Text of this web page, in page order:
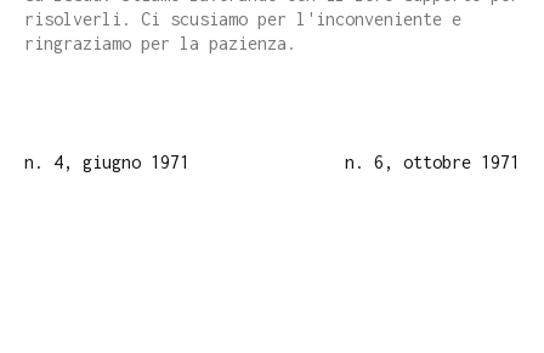
risolverli. Ci scusiamo per l'inconveniente e
ringraziamo per la pazienza.
n. 4, giugno 1971 n. 6, ottobre 1971